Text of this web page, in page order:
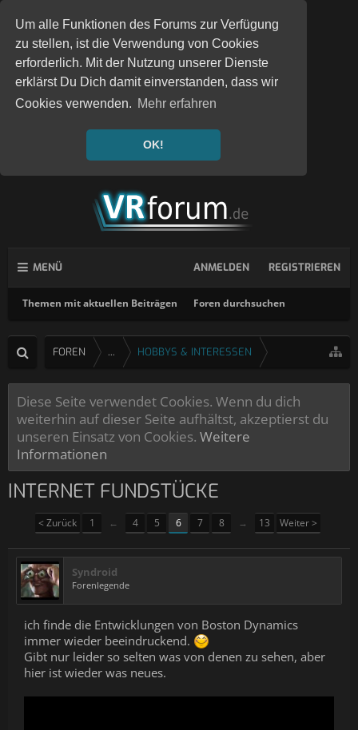
Um alle Funktionen des Forums zur Verfügung
zu stellen, ist die Verwendung von Cookies
erforderlich. Mit der Nutzung unserer Dienste
erklärst Du Dich damit einverstanden, dass wir
Cookies verwenden. Mehr erfahren
OK!
MENÜ
Themen mit aktuellen Beiträgen Foren durchsuchen
ANMELDEN REGISTRIEREN
FOREN ... HOBBYS & INTERESSEN
Diese Seite verwendet Cookies. Wenn du dich
weiterhin auf dieser Seite aufhältst, akzeptierst du
unseren Einsatz von Cookies. Weitere
Informationen
INTERNET FUNDSTÜCKE
< Zurück 1 ← 4 5 6 7 8 → 13 Weiter >
Syndroid
Forenlegende
ich finde die Entwicklungen von Boston Dynamics
immer wieder beeindruckend.
Gibt nur leider so selten was von denen zu sehen, aber
hier ist wieder was neues.